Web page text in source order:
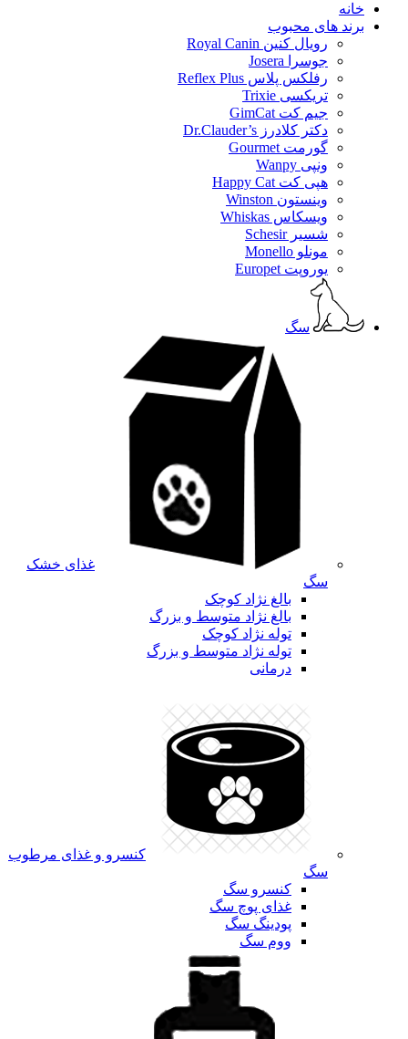
خانه
برند های محبوب
رویال کنین Royal Canin
جوسرا Josera
رفلکس پلاس Reflex Plus
تریکسی Trixie
جیم کت GimCat
دکتر کلادرز Dr.Clauder’s
گورمت Gourmet
ونپی Wanpy
هپی کت Happy Cat
وینستون Winston
ویسکاس Whiskas
شسیر Schesir
مونلو Monello
یوروپت Europet
سگ
غذای خشک
سگ
بالغ نژاد کوچک
بالغ نژاد متوسط و بزرگ
توله نژاد کوچک
توله نژاد متوسط و بزرگ
درمانی
کنسرو و غذای مرطوب
سگ
کنسرو سگ
غذای پوچ سگ
پودینگ سگ
ووم سگ